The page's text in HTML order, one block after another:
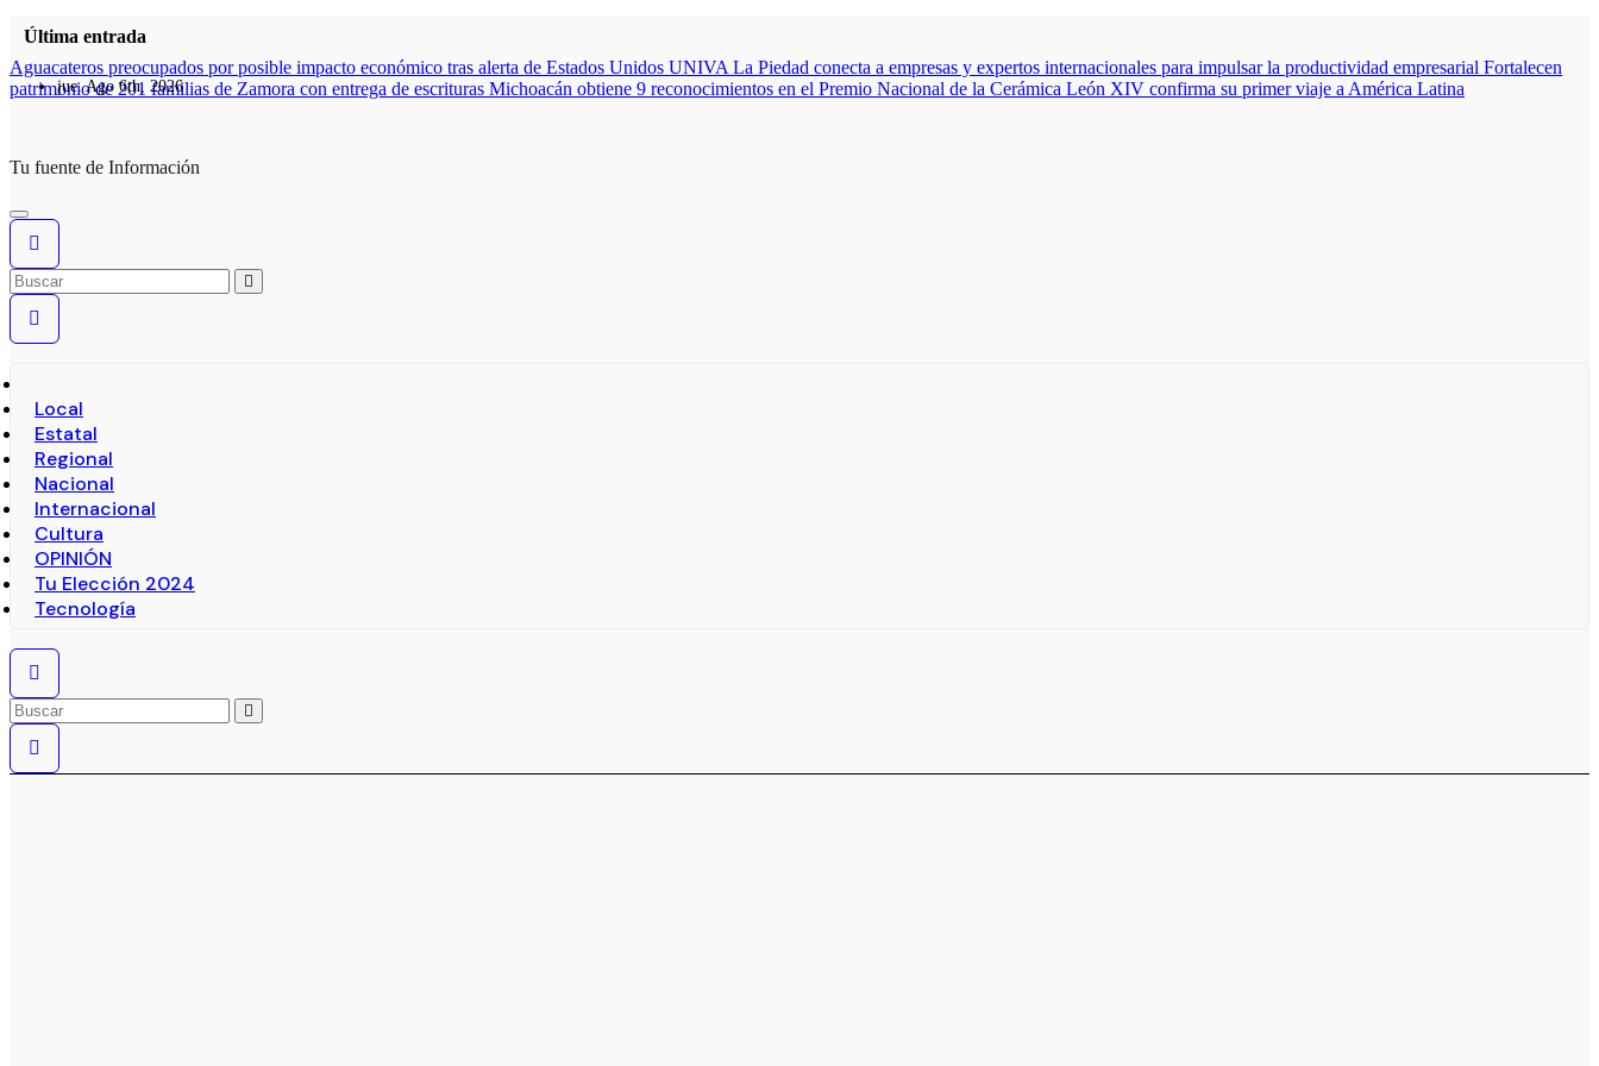
Última entrada
Aguacateros preocupados por posible impacto económico tras alerta de Estados Unidos UNIVA La Piedad conecta a empresas y expertos internacionales para impulsar la productividad empresarial Fortalecen
patrimonio de 201 familias de Zamora con entrega de escrituras Michoacán obtiene 9 reconocimientos en el Premio Nacional de la Cerámica León XIV confirma su primer viaje a América Latina
jue. Ago 6th, 2026
Tu fuente de Información
Local
Estatal
Regional
Nacional
Internacional
Cultura
OPINIÓN
Tu Elección 2024
Tecnología